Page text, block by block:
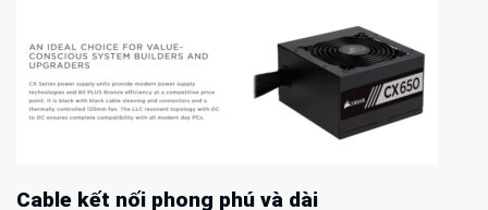
Cable kết nối phong phú và dài